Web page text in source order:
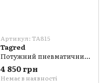
Артикул: TA815
Tagred
Потужний пневматичний ударний гайковерт TAGRED TA815 1/2 1900Нм Пневмогайковерт 6-12бар 8000 об/хв Poland
4 850 грн
Немає в наявності